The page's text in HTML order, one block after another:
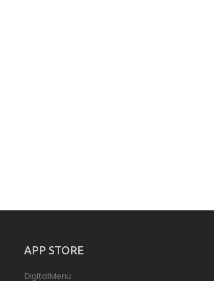
APP STORE
DigitalMenu